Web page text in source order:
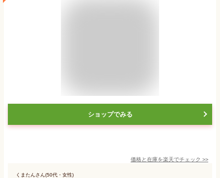
ショップでみる
価格と在庫を楽天でチェック >>
くまたんさん(50代・女性)